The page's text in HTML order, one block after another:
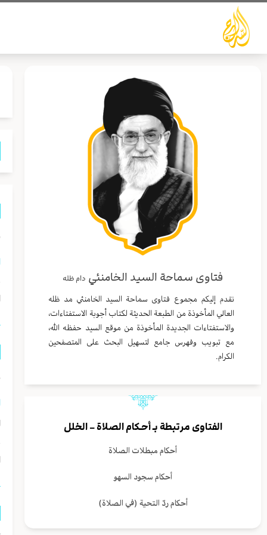
تخطي
المحتوى
فتاوى سماحة السيد الخامنئي دام ظله
نقدم إليكم مجموع فتاوى سماحة السيد الخامنئي مد ظله
العالي المأخوذة من الطبعة الحديثة لكتاب أجوبة الاستفتاءات،
والاستفتاءات الجديدة المأخوذة من موقع السيد حفظه الله،
مع تبويب وفهرس جامع لتسهيل البحث على المتصفحين
الكرام.
الفتاوى مرتبطة بـأحـكام الصلاة – الخلل
أحكام مبطلات الصلاة
أحكام سجود السهو
أحكام ردّ التحية (في الصلاة)